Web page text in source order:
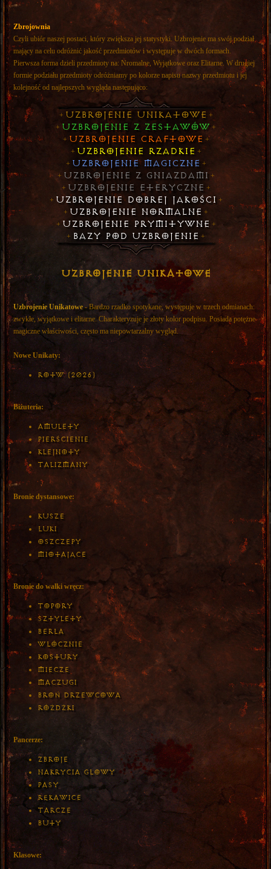
Zbrojownia
Czyli ubiór naszej postaci, który zwiększa jej statystyki. Uzbrojenie ma swój podział
mający na celu odróżnić jakość przedmiotów i występuje w dwóch formach.
Pierwsza forma dzieli przedmioty na: Nromalne, Wyjątkowe oraz Elitarne. W drugiej
formie podziału przedmioty odróżniamy po kolorze napisu nazwy przedmiotu i jej
kolejność od najlepszych wygląda następująco:
+ Uzbrojenie Unikatowe +
+ Uzbrojenie z Zestawów+
+ Uzbrojenie Craftowe +
+ Uzbrojenie Rzadkie +
+ Uzbrojenie Magiczne +
+ Uzbrojenie z Gniazdami+
+ Uzbrojenie Eteryczne +
+ Uzbrojenie Dobrej Jakości +
+ Uzbrojenie Normalne +
+ Uzbrojenie Prymitywne +
+ Bazy pod Uzbrojenie +
Uzbrojenie Unikatowe
Uzbrojenie Unikatowe- Bardzo rzadko spotykane, występuje w trzech odmianach:
zwykłe, wyjątkowe i elitarne. Charakteryzuje je złoty kolor podpisu. Posiada potężne
magiczne właściwości, często ma niepowtarzalny wygląd.
Nowe Unikaty:
RotW (2026)
Biżuteria:
Amulety
Pierścienie
Klejnoty
Talizmany
Bronie dystansowe:
Kusze
Łuki
Oszczepy
Miotające
Bronie do walki wręcz:
Topory
Sztylety
Berła
Włócznie
Kostury
Miecze
Maczugi
Broń Drzewcowa
Różdżki
Pancerze:
Zbroje
Nakrycia Głowy
Pasy
Rękawice
Tarcze
Buty
Klasowe: